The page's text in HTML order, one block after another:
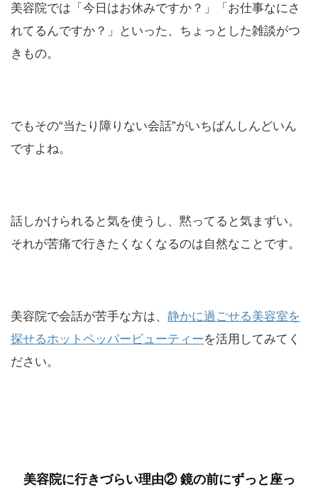
美容院では「今日はお休みですか？」「お仕事なにさ
れてるんですか？」といった、ちょっとした雑談がつ
きもの。
でもその“当たり障りない会話”がいちばんしんどいん
ですよね。
話しかけられると気を使うし、黙ってると気まずい。
それが苦痛で行きたくなくなるのは自然なことです。
美容院で会話が苦手な方は、 静かに過ごせる美容室を
探せるホットペッパービューティーを活用してみてく
ださい。
美容院に行きづらい理由② 鏡の前にずっと座っ